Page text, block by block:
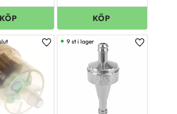
Lägg till i favoriter Lägg till i
9 st i lager